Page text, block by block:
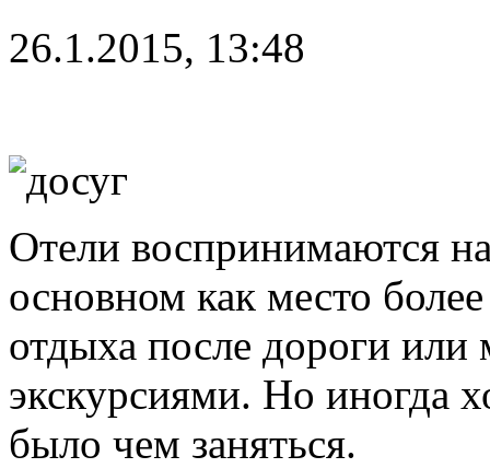
26.1.2015, 13:48
Отели воспринимаются
основном как место
отдыха после дороги
экскурсиями. Но иногда
было чем заняться.